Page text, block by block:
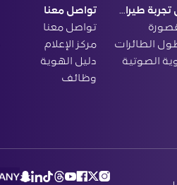
‏عش تجربة طيران الرياض
الطائرات
الصوتية
تواصل معنا
تواصل معنا
مركز الإعلام
دليل الهوية
وظائف